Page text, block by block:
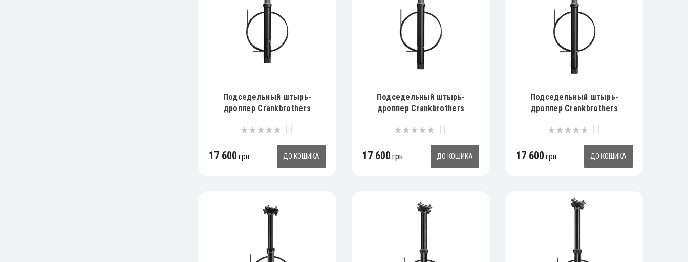
Подседельный штырь-
дроппер Crankbrothers
17 600 грн ДО КОШИКА
Подседельный штырь-
дроппер Crankbrothers
17 600 грн ДО КОШИКА
Подседельный штырь-
дроппер Crankbrothers
17 600 грн ДО КОШИКА